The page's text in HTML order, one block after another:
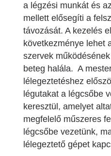
a légzési munkát és
mellett elősegíti a
távozását. A kezelés
következménye lehet
szervek
beteg halála. A
lélegeztetéshez
légutakat a légcsőbe
keresztül, amelyet
megfelelő műszeres
légcsőbe vezetünk,
lélegeztető gépet